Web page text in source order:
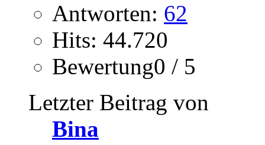
Antworten: 62
Hits: 44.720
Bewertung0 / 5
Letzter Beitrag von
Bina